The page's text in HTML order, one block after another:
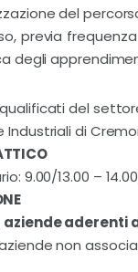
del
previa
degli
del
Industriali di
9.00/13.00 –
aziende
non